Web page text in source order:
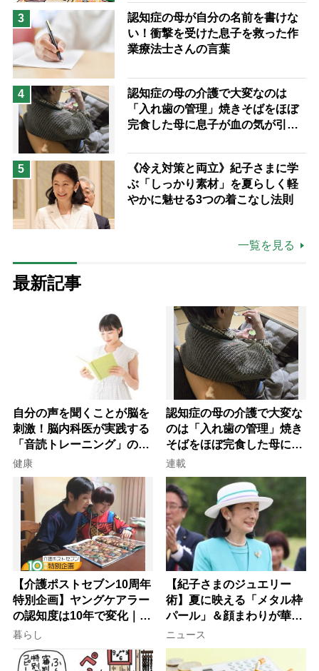
3
認知症の母が自分の名前を書けな
い！衝撃を受けた息子を救った作
業療法士さんの言葉
4
認知症の母の介護で大変なのは
「入れ歯の管理」焼きそばをほぼ
完食した母に息子が血の気が引い
5
《冷え対策と両立》紀子さまに学
ぶ「しっかり素材」を夏らしく軽
やかに魅せる3つの着こなし法則
一覧を見る
最新記事
自分の声を聞くことが脳を
刺激！脳内科医が実践する
「音読トレーニング」の極
意
健康
認知症の母の介護で大変な
のは「入れ歯の管理」焼き
そばをほぼ完食した母に息
子が血の気が引いた理由
連載
【介護ポストセブン10周年
特別企画】ヤングケアラー
の認知度は10年で変化｜流
行語大賞にノミネート、法
律にも明記されたが果たし
て現在は？
暮らし
【紀子さまのジュエリー
術】夏に映える「メタル枠
パール」＆顔まわりが華や
ぐ「揺れる一粒」の使い分
け方
ニュース